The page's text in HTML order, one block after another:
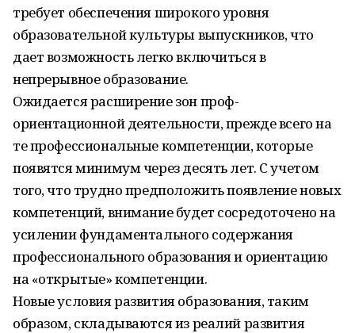
требует обеспечения широкого уровня
образовательной культуры выпускников, что
дает возможность легко включиться в
непрерывное образование.
Ожидается расширение зон проф­
ориентационной деятельности, прежде всего на
те профессиональные компетенции, которые
появятся минимум через десять лет. С учетом
того, что трудно предположить появление новых
компетенций, внимание будет сосредоточено на
усилении фундаментального содержания
профессионального образования и ориентацию
на «открытые» компетенции.
Новые условия развития образования, таким
образом, складываются из реалий развития